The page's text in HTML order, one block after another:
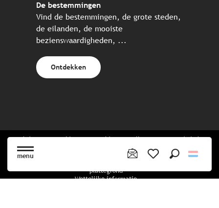
menu
De bestemmingen
Vind de bestemmingen, de grote steden,
de eilanden, de mooiste
bezienswaardigheden, ...
Ontdekken
Website gecreëerd in samenwerking met alle Bretonse toeristische
plattegrond
Wettelijke informatie